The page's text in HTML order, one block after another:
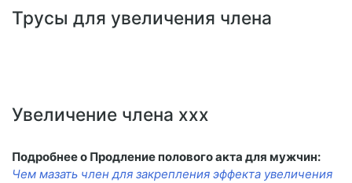
Трусы для увеличения члена
Увеличение члена xxx
Подробнее о Продление полового акта для мужчин:
Чем мазать член для закрепления эффекта увеличения